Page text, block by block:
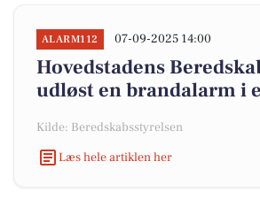
ALARM112 07-09-2025 14:00
Hovedstadens
udløst en brandalarm i
Kilde: Beredskabsstyrelsen
Læs hele artiklen her